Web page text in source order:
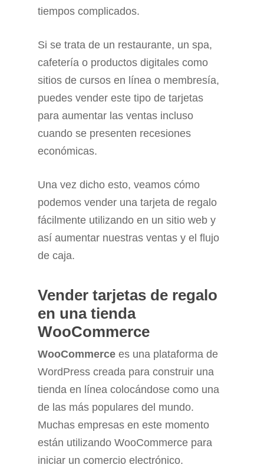
tiempos complicados.
Si se trata de un restaurante, un spa,
cafetería o productos digitales como
sitios de cursos en línea o membresía,
puedes vender este tipo de tarjetas
para aumentar las ventas incluso
cuando se presenten recesiones
económicas.
Una vez dicho esto, veamos cómo
podemos vender una tarjeta de regalo
fácilmente utilizando en un sitio web y
así aumentar nuestras ventas y el flujo
de caja.
Vender tarjetas de regalo
en una tienda
WooCommerce
WooCommerce es una plataforma de
WordPress creada para construir una
tienda en línea colocándose como una
de las más populares del mundo.
Muchas empresas en este momento
están utilizando WooCommerce para
iniciar un comercio electrónico.